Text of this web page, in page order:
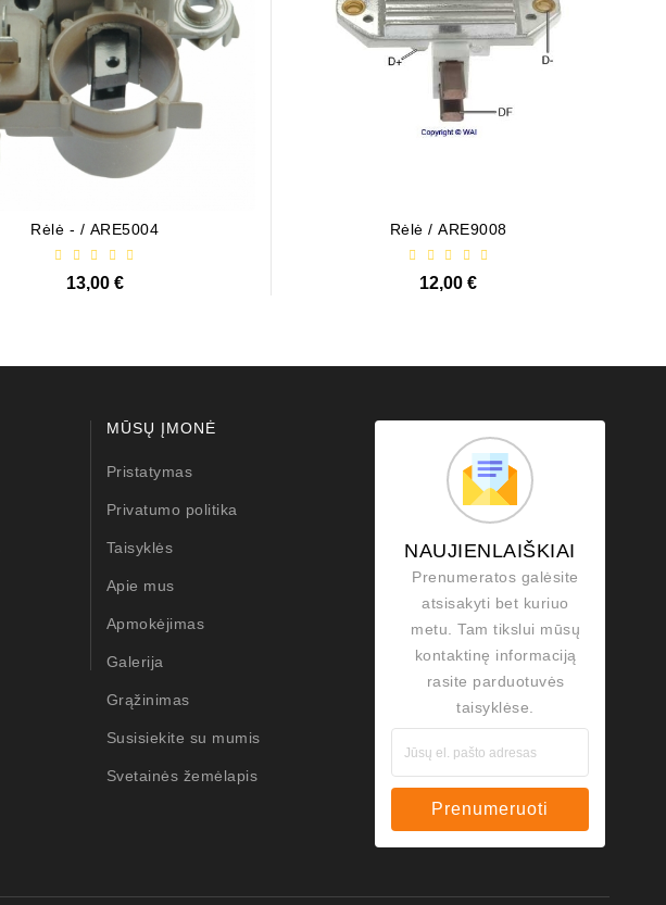
Rėlė - / ARE5004
13,00 €
Rėlė / ARE9008
12,00 €
MŪSŲ ĮMONĖ
Pristatymas
Privatumo politika
Taisyklės
Apie mus
Apmokėjimas
Galerija
Grąžinimas
Susisiekite su mumis
Svetainės žemėlapis
NAUJIENLAIŠKIAI
Prenumeratos galėsite
atsisakyti bet kuriuo
metu. Tam tikslui mūsų
kontaktinę informaciją
rasite parduotuvės
taisyklėse.
Prenumeruoti